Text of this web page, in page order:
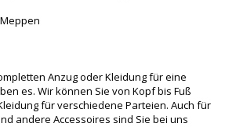
Anzug oder Kleidung für eine
es. Wir können Sie von Kopf bis Fuß
für verschiedene Parteien. Auch für
andere Accessoires sind Sie bei uns